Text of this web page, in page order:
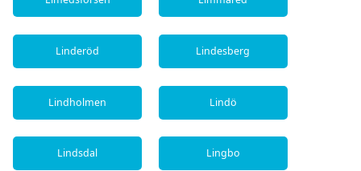
Linderöd Lindesberg
Lindholmen Lindö
Lindsdal Lingbo